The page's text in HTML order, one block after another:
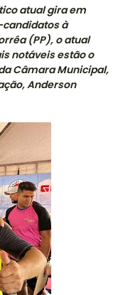
atual gira em
à
(PP), o atual
notáveis estão o
Câmara Municipal,
Anderson